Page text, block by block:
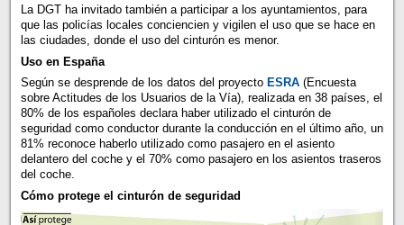
La DGT ha invitado también a participar a los ayuntamientos, para
que las policías locales conciencien y vigilen el uso que se hace en
las ciudades, donde el uso del cinturón es menor.
Uso en España
Según se desprende de los datos del proyecto ESRA(Encuesta
sobre Actitudes de los Usuarios de la Vía), realizada en 38 países, el
80% de los españoles declara haber utilizado el cinturón de
seguridad como conductor durante la conducción en el último año, un
81% reconoce haberlo utilizado como pasajero en el asiento
delantero del coche y el 70% como pasajero en los asientos traseros
del coche.
Cómo protege el cinturón de seguridad